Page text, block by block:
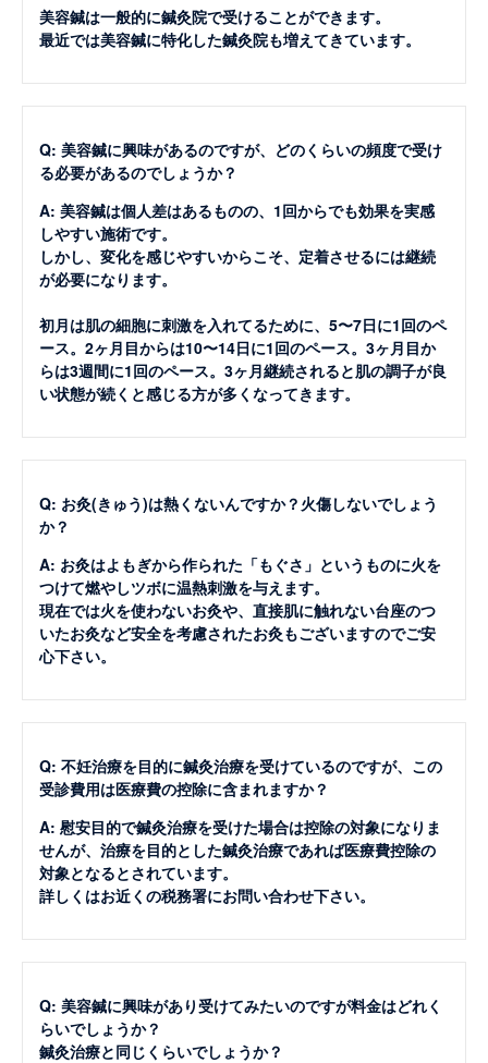
美容鍼は一般的に鍼灸院で受けることができます。
最近では美容鍼に特化した鍼灸院も増えてきています。
Q: 美容鍼に興味があるのですが、どのくらいの頻度で受け
る必要があるのでしょうか？
A: 美容鍼は個人差はあるものの、1回からでも効果を実感
しやすい施術です。
しかし、変化を感じやすいからこそ、定着させるには継続
が必要になります。
初月は肌の細胞に刺激を入れてるために、5〜7日に1回のペ
ース。2ヶ月目からは10〜14日に1回のペース。3ヶ月目か
らは3週間に1回のペース。3ヶ月継続されると肌の調子が良
い状態が続くと感じる方が多くなってきます。
Q: お灸(きゅう)は熱くないんですか？火傷しないでしょう
か？
A: お灸はよもぎから作られた「もぐさ」というものに火を
つけて燃やしツボに温熱刺激を与えます。
現在では火を使わないお灸や、直接肌に触れない台座のつ
いたお灸など安全を考慮されたお灸もございますのでご安
心下さい。
Q: 不妊治療を目的に鍼灸治療を受けているのですが、この
受診費用は医療費の控除に含まれますか？
A: 慰安目的で鍼灸治療を受けた場合は控除の対象になりま
せんが、治療を目的とした鍼灸治療であれば医療費控除の
対象となるとされています。
詳しくはお近くの税務署にお問い合わせ下さい。
Q: 美容鍼に興味があり受けてみたいのですが料金はどれく
らいでしょうか？
鍼灸治療と同じくらいでしょうか？